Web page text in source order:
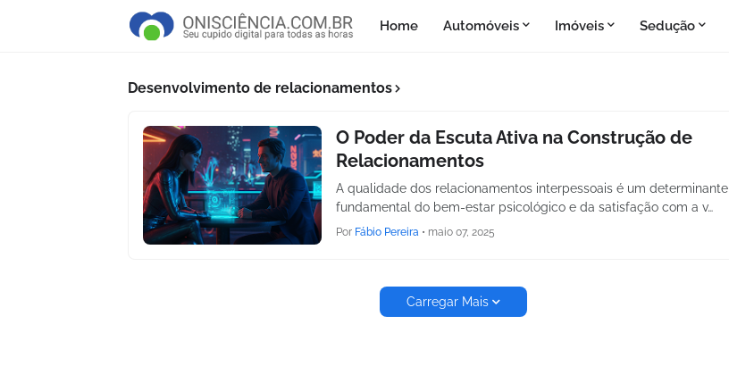
Home Automóveis Imóveis Sedução
Desenvolvimento de relacionamentos
O Poder da Escuta Ativa na Construção de
Relacionamentos
A qualidade dos relacionamentos interpessoais é um determinante
fundamental do bem-estar psicológico e da satisfação com a v…
Por Fábio Pereira • maio 07, 2025
Carregar Mais